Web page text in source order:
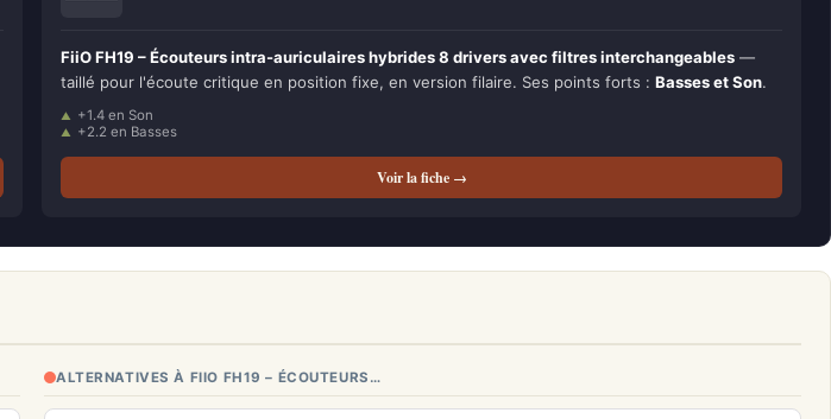
FiiO FH19 – Écouteurs intra-auriculaires hybrides 8 drivers avec filtres interchangeables —
taillé pour l'écoute critique en position fixe, en version filaire. Ses points forts : Basses et Son.
+1.4 en Son
+2.2 en Basses
Voir la fiche →
ALTERNATIVES À FIIO FH19 – ÉCOUTEURS…